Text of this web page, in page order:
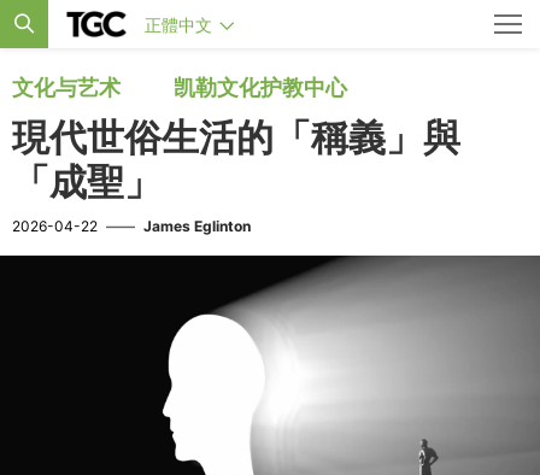
正體中文
文化与艺术 凯勒文化护教中心
現代世俗生活的「稱義」與
「成聖」
2026-04-22 —— James Eglinton